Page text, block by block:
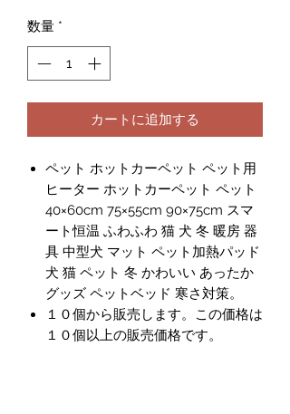
数量 *
カートに追加する
ペット ホットカーペット ペット用
ヒーター ホットカーペット ペット
40×60cm 75×55cm 90×75cm スマ
ート恒温 ふわふわ 猫 犬 冬 暖房 器
具 中型犬 マット ペット加熱パッド
犬 猫 ペット 冬 かわいい あったか
グッズ ペットベッド 寒さ対策。
１０個から販売します。この価格は
１０個以上の販売価格です。